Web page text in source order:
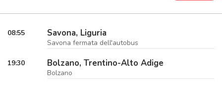
08:55 Savona, Liguria
Savona fermata dell'autobus
19:30 Bolzano, Trentino-Alto Adige
Bolzano